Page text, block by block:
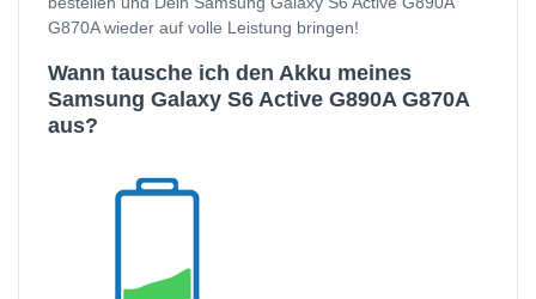
G870A wieder auf volle Leistung bringen!
Wann tausche ich den Akku meines
Samsung Galaxy S6 Active G890A G870A
aus?